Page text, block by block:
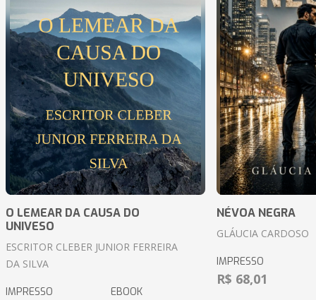
O LEMEAR DA CAUSA DO
UNIVESO
ESCRITOR CLEBER JUNIOR FERREIRA
DA SILVA
IMPRESSO EBOOK
NÉVOA NEGRA
GLÁUCIA CARDOSO
IMPRESSO
R$ 68,01